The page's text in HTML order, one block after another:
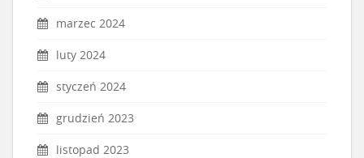
marzec 2024
luty 2024
styczeń 2024
grudzień 2023
listopad 2023